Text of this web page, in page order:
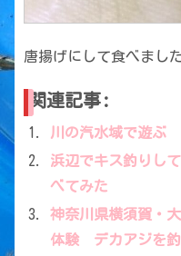
唐揚げにして食べまし
関連記事:
川の汽水域で遊ぶ
浜辺でキス釣りし
べてみた
神奈川県横須賀・
体験 デカアジを